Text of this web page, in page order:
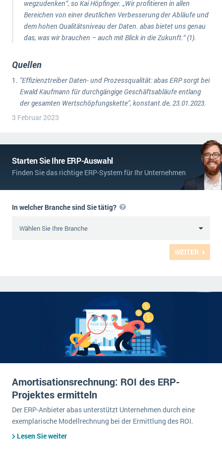
wegzudenken“, so Kai Höpfinger. „Wir profitieren in allen
Bereichen von einer deutlichen Verbesserung der Abläufe und
dem hohen Qualitätsniveau der Daten. abas bietet uns genau
das, was wir brauchen – auch mit Blick in die Zukunft.“ (1).
Quellen
"Effizienztreiber Daten- und Prozessqualität: abas ERP sorgt bei
Ewald Kaufmann für durchgängige Geschäftsabläufe entlang
der gesamten Wertschöpfungskette", konstant.de, 23.01.2023.
3 Februar 2023
Starten Sie Ihre ERP-Auswahl
Finden Sie das richtige ERP-System für Ihr Unternehmen
WEITER
In welcher Branche sind Sie tätig?
Amortisationsrechnung: ROI des ERP-
Projektes ermitteln
Der ERP-Anbieter abas unterstützt Unternehmen durch eine
exemplarische Modellrechnung bei der Ermittlung des ROI.
Lesen Sie weiter